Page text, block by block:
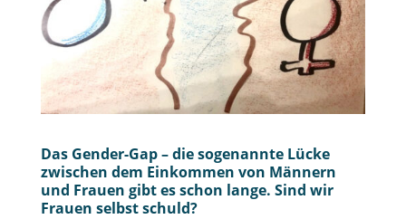
Das Gender-Gap – die sogenannte Lücke
zwischen dem Einkommen von Männern
und Frauen gibt es schon lange. Sind wir
Frauen selbst schuld?